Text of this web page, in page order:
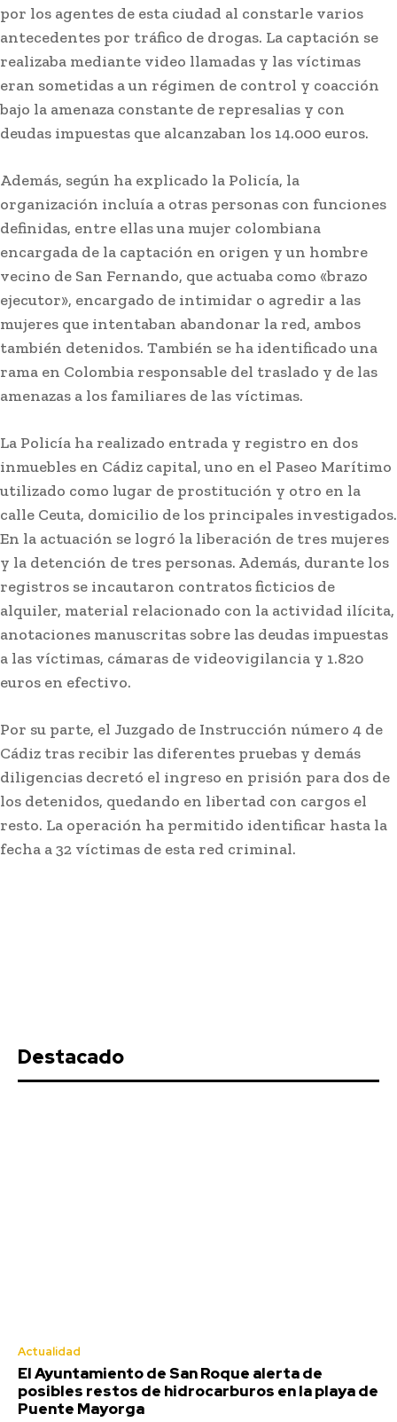
Actualidad
posibles restos de hidrocarburos en la playa de
Puente Mayorga
Semana Santa
La Divina Pastora de Sagasta en rosario por las
calles de la feligresía
Stay on top of what's going on
with our subscription deal!
SUBSCRIBE
Actualidad VIEW ALL
Redacción - Agosto 7, 2026
El alcalde de San Roque (Cádiz), Juan Carlos Ruiz Boix
La Divina Pastora de Sagasta en
rosario por las calles de la
por los agentes de esta ciudad al constarle varios
antecedentes por tráfico de drogas. La captación se
realizaba mediante video llamadas y las víctimas
eran sometidas a un régimen de control y coacción
bajo la amenaza constante de represalias y con
deudas impuestas que alcanzaban los 14.000 euros.
Además, según ha explicado la Policía, la
organización incluía a otras personas con funciones
definidas, entre ellas una mujer colombiana
encargada de la captación en origen y un hombre
vecino de San Fernando, que actuaba como «brazo
ejecutor», encargado de intimidar o agredir a las
mujeres que intentaban abandonar la red, ambos
también detenidos. También se ha identificado una
rama en Colombia responsable del traslado y de las
amenazas a los familiares de las víctimas.
La Policía ha realizado entrada y registro en dos
inmuebles en Cádiz capital, uno en el Paseo Marítimo
utilizado como lugar de prostitución y otro en la
calle Ceuta, domicilio de los principales investigados.
En la actuación se logró la liberación de tres mujeres
y la detención de tres personas. Además, durante los
registros se incautaron contratos ficticios de
alquiler, material relacionado con la actividad ilícita,
anotaciones manuscritas sobre las deudas impuestas
a las víctimas, cámaras de videovigilancia y 1.820
euros en efectivo.
Por su parte, el Juzgado de Instrucción número 4 de
Cádiz tras recibir las diferentes pruebas y demás
diligencias decretó el ingreso en prisión para dos de
los detenidos, quedando en libertad con cargos el
resto. La operación ha permitido identificar hasta la
fecha a 32 víctimas de esta red criminal.
Destacado
Actualidad
El Ayuntamiento de San Roque alerta de
posibles restos de hidrocarburos en la playa de
Puente Mayorga